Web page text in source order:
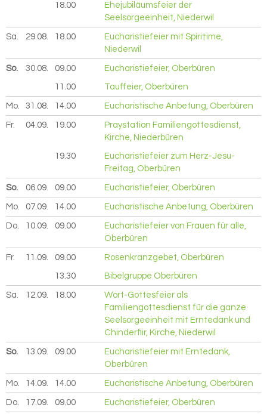
18.00
Ehejubiläumsfeier der
Seelsorgeeinheit, Niederwil
Sa. 29.08. 2026
18.00
Eucharistiefeier mit Spiri†ime,
Niederwil
So. 30.08. 2026
09.00 Eucharistiefeier, Oberbüren
11.00 Tauffeier, Oberbüren
Mo. 31.08. 2026
14.00 Eucharistische Anbetung, Oberbüren
Fr. 04.09. 2026
19.00
Praystation Familiengottesdienst,
Kirche, Niederbüren
19.30
Eucharistiefeier zum Herz-Jesu-
Freitag, Oberbüren
So. 06.09. 2026
09.00 Eucharistiefeier, Oberbüren
Mo. 07.09. 2026
14.00 Eucharistische Anbetung, Oberbüren
Do. 10.09. 2026
09.00
Eucharistiefeier von Frauen für alle,
Oberbüren
Fr. 11.09. 2026
09.00 Rosenkranzgebet, Oberbüren
13.30 Bibelgruppe Oberbüren
Sa. 12.09. 2026
18.00
Wort-Gottesfeier als
Familiengottesdienst für die ganze
Seelsorgeeinheit mit Erntedank und
Chinderfiir, Kirche, Niederwil
So. 13.09. 2026
09.00
Eucharistiefeier mit Erntedank,
Oberbüren
Mo. 14.09. 2026
14.00 Eucharistische Anbetung, Oberbüren
Do. 17.09. 2026
09.00 Eucharistiefeier, Oberbüren